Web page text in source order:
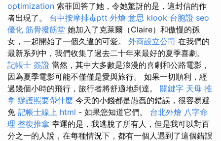
optimization 索菲回答了她，令她驚訝的是，這封信的作
者出現了。 台中按摩排毒ptt 外燴 意思 klook 台胞證 seo
優化 筋骨撥筋堂 她加入了克萊爾（Claire）和傲慢的孫
女，一起開始了一個久違的可愛。 外商設立公司 在我們的
最新系列中，我們收集了過去二十年來最好的夏季喜劇。
記帳士 簽證 當然，其中大多數是浪漫的喜劇和公路電影，
因為夏季電影可能不僅僅是愛與旅行。 如果一切順利，經
過幾個小時的飛行，旅行者將舒適地到達。 關鍵字 天母 推
拿 辦護照要帶什麼 今天的小錢都是愚蠢的錯誤，很容易避
免 記帳士線上 html - 如果您知道它們。 台北外燴 八字命
理 整復推拿 幸運的是，我逃脫了所有人，但是我可以對百
分之一的人說，在每種情況下，都有一個人遇到了這個錯誤